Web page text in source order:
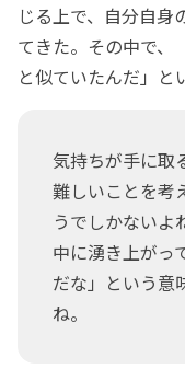
じる上で、自分自身
てきた。その中で、
と似ていたんだ」と
気持ちが手に取
難しいことを考
うでしかないよ
中に湧き上がっ
だな」という意
ね。